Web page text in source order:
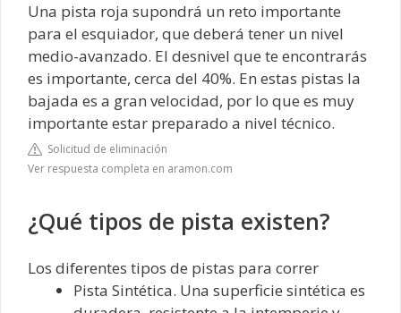
Una pista roja supondrá un reto importante
para el esquiador, que deberá tener un nivel
medio-avanzado. El desnivel que te encontrarás
es importante, cerca del 40%. En estas pistas la
bajada es a gran velocidad, por lo que es muy
importante estar preparado a nivel técnico.
Solicitud de eliminación
Ver respuesta completa en aramon.com
¿Qué tipos de pista existen?
Los diferentes tipos de pistas para correr
Pista Sintética. Una superficie sintética es